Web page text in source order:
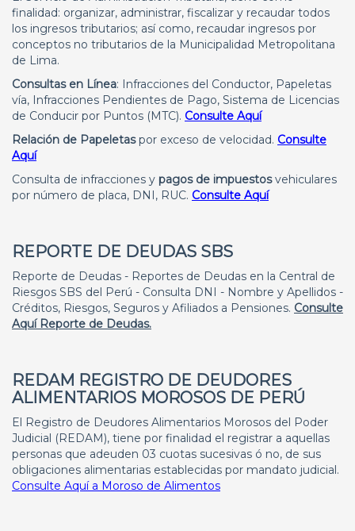
finalidad: organizar, administrar, fiscalizar y recaudar todos
los ingresos tributarios; así como, recaudar ingresos por
conceptos no tributarios de la Municipalidad Metropolitana
de Lima.
Consultas en Línea: Infracciones del Conductor, Papeletas
vía, Infracciones Pendientes de Pago, Sistema de Licencias
de Conducir por Puntos (MTC). Consulte Aquí
Relación de Papeletaspor exceso de velocidad. Consulte
Aquí
Consulta de infracciones y pagos de impuestosvehiculares
por número de placa, DNI, RUC. Consulte Aquí
REPORTE DE DEUDAS SBS
Reporte de Deudas - Reportes de Deudas en la Central de
Riesgos SBS del Perú - Consulta DNI - Nombre y Apellidos -
Créditos, Riesgos, Seguros y Afiliados a Pensiones. Consulte
Aquí Reporte de Deudas.
REDAM REGISTRO DE DEUDORES
ALIMENTARIOS MOROSOS DE PERÚ
El Registro de Deudores Alimentarios Morosos del Poder
Judicial (REDAM), tiene por finalidad el registrar a aquellas
personas que adeuden 03 cuotas sucesivas ó no, de sus
obligaciones alimentarias establecidas por mandato judicial.
Consulte Aquí a Moroso de Alimentos